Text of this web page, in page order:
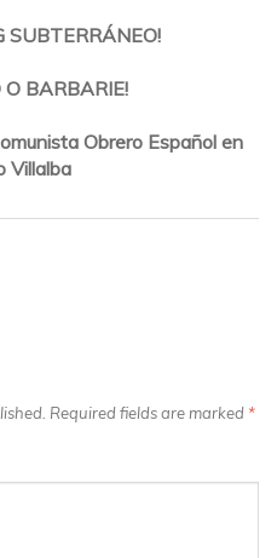
SUBTERRÁNEO!
O BARBARIE!
Obrero Español en
Villalba
Required fields are marked *